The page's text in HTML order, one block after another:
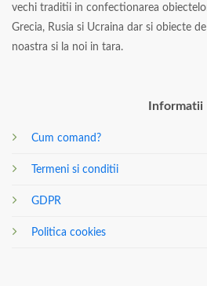
vechi traditii in confectionarea
Grecia, Rusia si Ucraina dar si obiecte
noastra si la noi in tara.
Informatii
Cum comand?
Termeni si conditii
GDPR
Politica cookies